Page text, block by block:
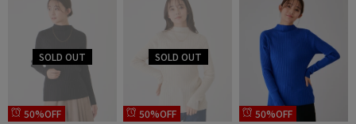
50%OFF
50%OFF
50%OFF